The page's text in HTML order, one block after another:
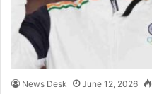
News Desk June 12, 2026